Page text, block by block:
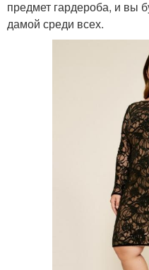
предмет гардероба, и вы
дамой среди всех.